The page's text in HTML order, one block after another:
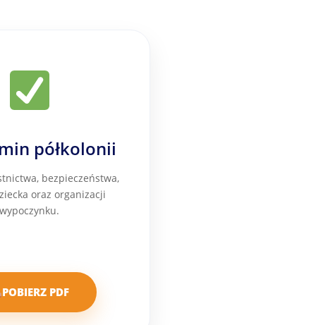
półkolonii
bezpieczeństwa,
oraz organizacji
wypoczynku.
POBIERZ PDF